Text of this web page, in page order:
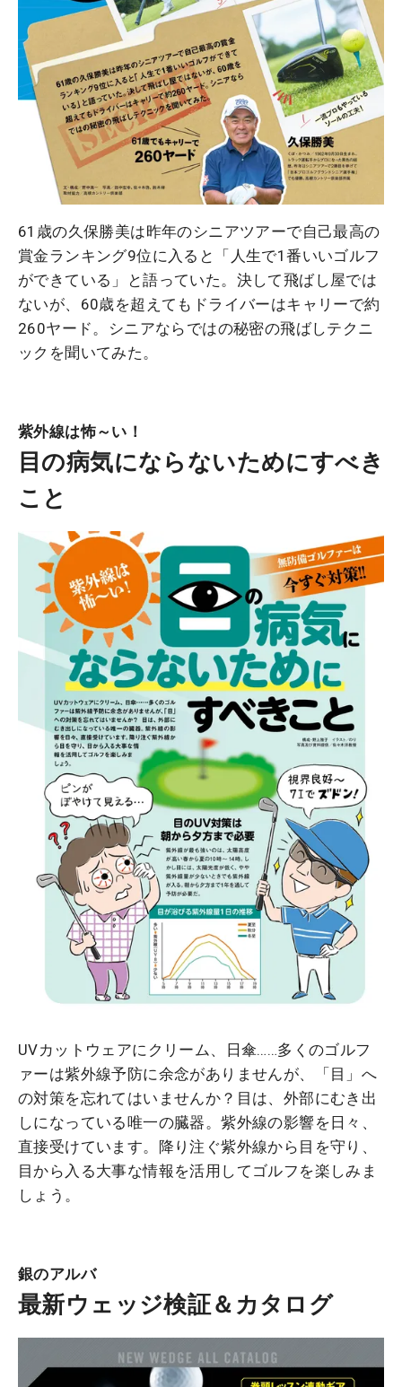
61歳の久保勝美は昨年のシニアツアーで自己最高の
賞金ランキング9位に入ると「人生で1番いいゴルフ
ができている」と語っていた。決して飛ばし屋では
ないが、60歳を超えてもドライバーはキャリーで約
260ヤード。シニアならではの秘密の飛ばしテクニ
ックを聞いてみた。
紫外線は怖～い！
目の病気にならないためにすべき
こと
UVカットウェアにクリーム、日傘……多くのゴルフ
ァーは紫外線予防に余念がありませんが、「目」へ
の対策を忘れてはいませんか？目は、外部にむき出
しになっている唯一の臓器。紫外線の影響を日々、
直接受けています。降り注ぐ紫外線から目を守り、
目から入る大事な情報を活用してゴルフを楽しみま
しょう。
銀のアルバ
最新ウェッジ検証＆カタログ